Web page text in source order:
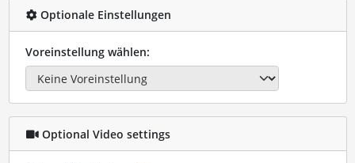
Optionale Einstellungen
Voreinstellung wählen:
Optional Video settings